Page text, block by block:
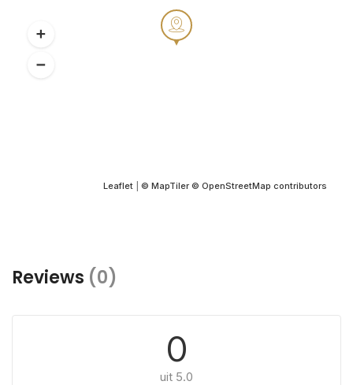
Leaflet © MapTiler © OpenStreetMap contributors
Reviews (0)
0
uit 5.0